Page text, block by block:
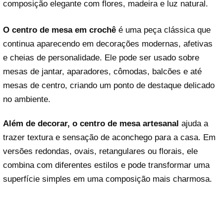
composição elegante com flores, madeira e luz natural.
O centro de mesa em crochê é uma peça clássica que
continua aparecendo em decorações modernas, afetivas
e cheias de personalidade. Ele pode ser usado sobre
mesas de jantar, aparadores, cômodas, balcões e até
mesas de centro, criando um ponto de destaque delicado
no ambiente.
Além de decorar, o centro de mesa artesanal ajuda a
trazer textura e sensação de aconchego para a casa. Em
versões redondas, ovais, retangulares ou florais, ele
combina com diferentes estilos e pode transformar uma
superfície simples em uma composição mais charmosa.